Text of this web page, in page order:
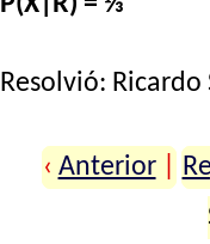
Resolvió:
‹ Anterior